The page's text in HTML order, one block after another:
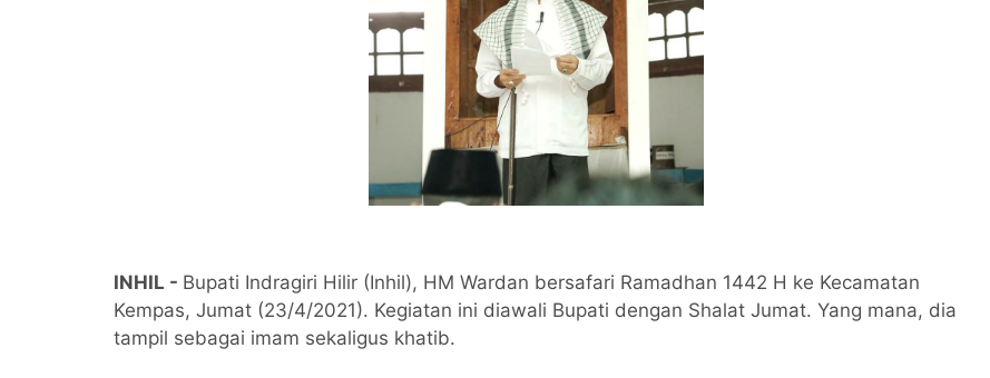
INHIL - Bupati Indragiri Hilir (Inhil), HM Wardan bersafari Ramadhan 1442 H ke Kecamatan
Kempas, Jumat (23/4/2021). Kegiatan ini diawali Bupati dengan Shalat Jumat. Yang mana, dia
tampil sebagai imam sekaligus khatib.